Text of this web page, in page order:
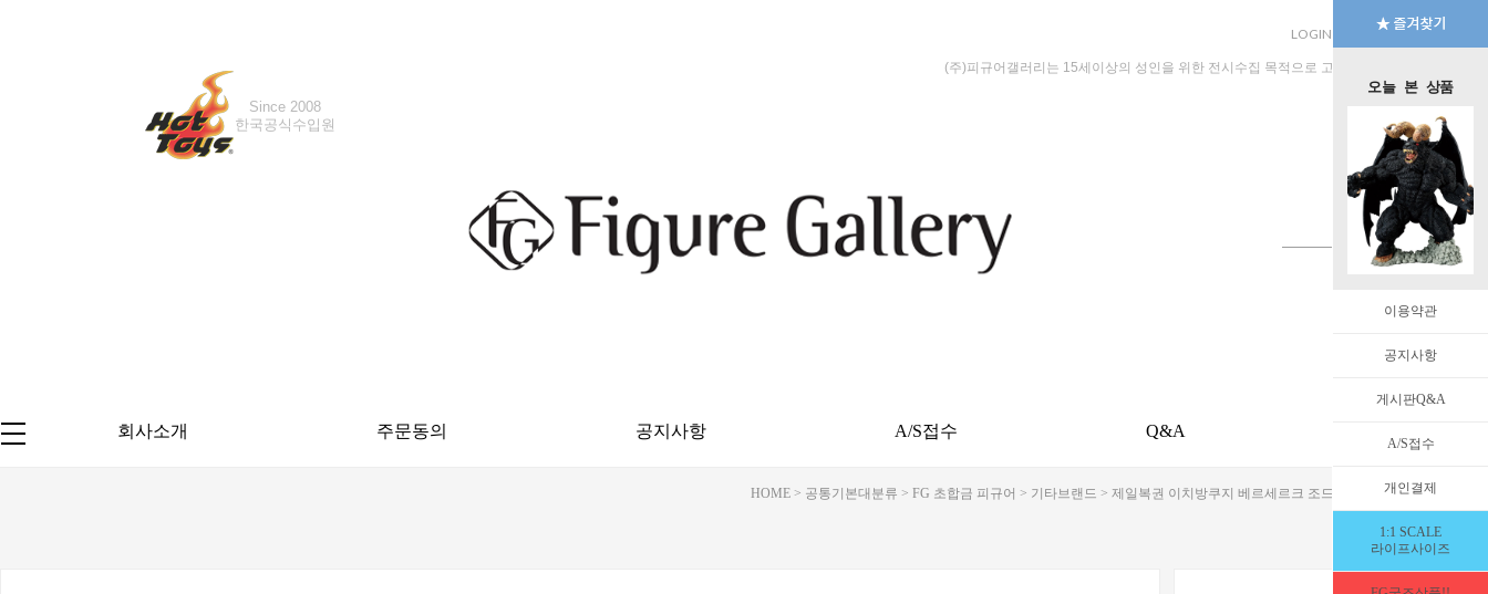
오늘 본 상품
이용약관
공지사항
게시판Q&A
A/S접수
개인결제
1:1 SCALE
라이프사이즈
LOGIN JOIN MYPAGE
Since 2008
한국공식수입원
Since 2016
한국공식수입원
(주)피규어갤러리는 15세이상의 성인을 위한 전시수집 목적으로 고안된 수입판매 전문 법인
회사소개 주문동의 공지사항 A/S접수 Q&A
HOME > 공통기본대분류 > FG 초합금 피규어 > 기타브랜드 > 제일복권 이치방쿠지 베르세르크 조드 (운명의 극성) 소프비